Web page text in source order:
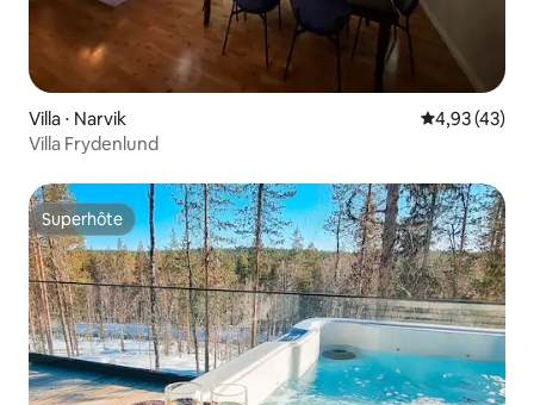
Villa ⋅ Narvik Évaluation
4,93 (43)
Villa Frydenlund
Superhôte
Superhôte